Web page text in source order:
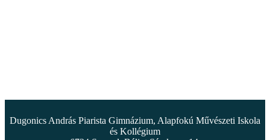
Dugonics András Piarista Gimnázium, Alapfokú Művészeti Iskola
és Kollégium